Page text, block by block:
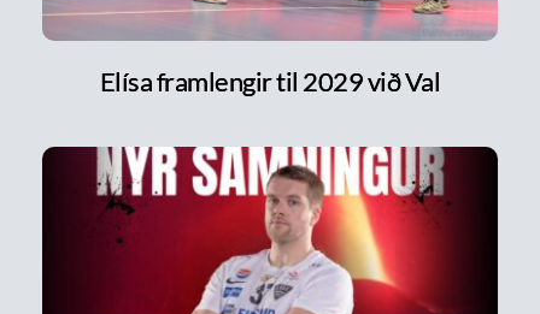
Elísa framlengir til 2029 við Val